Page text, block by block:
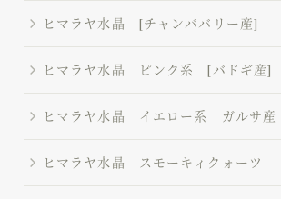
ヒマラヤ水晶 [チャンババリー産]
ヒマラヤ水晶 ピンク系 [バドギ産]
ヒマラヤ水晶 イエロー系 ガルサ産
ヒマラヤ水晶 スモーキィクォーツ